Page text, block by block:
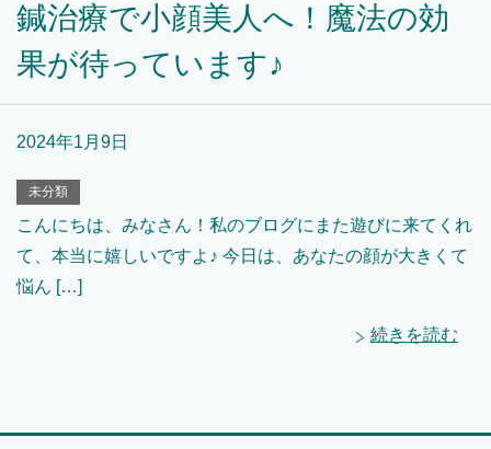
鍼治療で小顔美人へ！魔法の効
果が待っています♪
2024年1月9日
未分類
こんにちは、みなさん！私のブログにまた遊びに来てくれ
て、本当に嬉しいですよ♪ 今日は、あなたの顔が大きくて
悩ん […]
続きを読む